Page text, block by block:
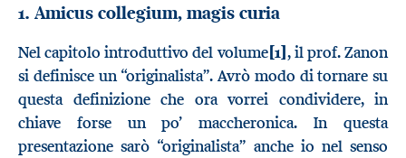
1. Amicus collegium, magis curia
Nel capitolo introduttivo del volume[1], il prof. Zanon
si definisce un “originalista”. Avrò modo di tornare su
questa definizione che ora vorrei condividere, in
chiave forse un po’ maccheronica. In questa
presentazione sarò “originalista” anche io nel senso